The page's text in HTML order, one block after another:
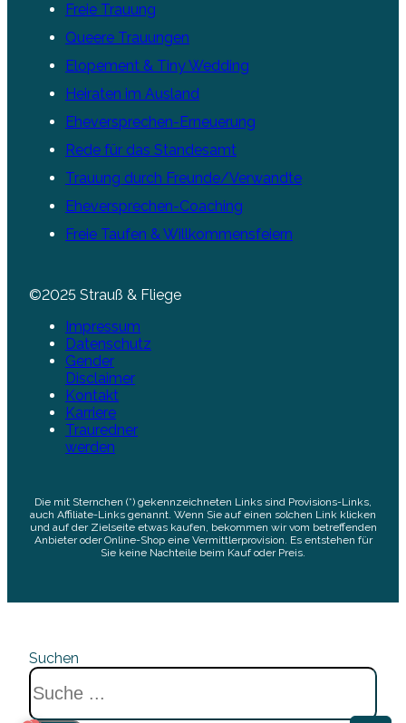
Freie Trauung
Queere Trauungen
Elopement & Tiny Wedding
Heiraten im Ausland
Eheversprechen-Erneuerung
Rede für das Standesamt
Trauung durch Freunde/Verwandte
Eheversprechen-Coaching
Freie Taufen & Willkommensfeiern
©2025 Strauß & Fliege
Impressum
Datenschutz
Gender
Disclaimer
Kontakt
Karriere
Trauredner
werden
Die mit Sternchen (*) gekennzeichneten Links sind Provisions-Links,
auch Affiliate-Links genannt. Wenn Sie auf einen solchen Link klicken
und auf der Zielseite etwas kaufen, bekommen wir vom betreffenden
Anbieter oder Online-Shop eine Vermittlerprovision. Es entstehen für
Sie keine Nachteile beim Kauf oder Preis.
Suchen